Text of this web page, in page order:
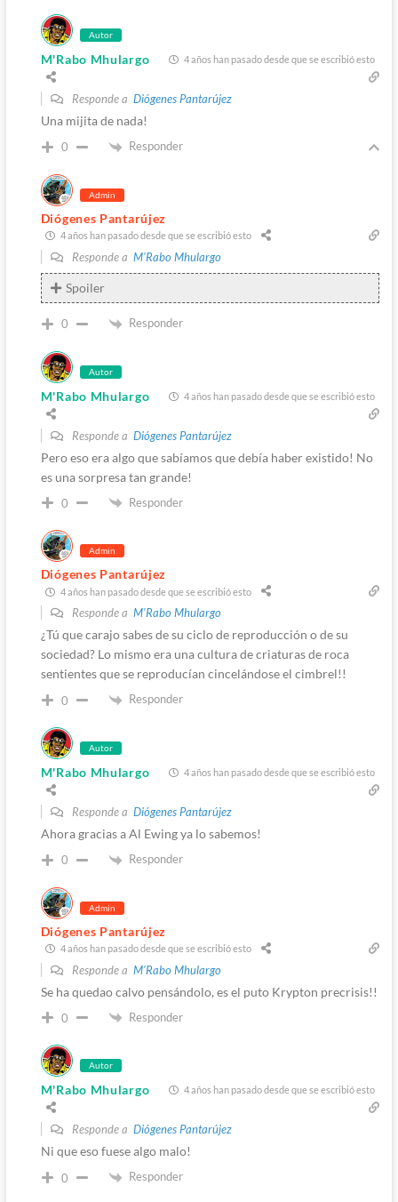
Autor
M'Rabo Mhulargo 4 años han pasado desde que se escribió esto
Responde a Diógenes Pantarújez
Una mijita de nada!
0 Responder
Admin
Diógenes Pantarújez
4 años han pasado desde que se escribió esto
Responde a M'Rabo Mhulargo
Spoiler
0 Responder
Autor
M'Rabo Mhulargo 4 años han pasado desde que se escribió esto
Responde a Diógenes Pantarújez
Pero eso era algo que sabíamos que debía haber existido! No
es una sorpresa tan grande!
0 Responder
Admin
Diógenes Pantarújez
4 años han pasado desde que se escribió esto
Responde a M'Rabo Mhulargo
¿Tú que carajo sabes de su ciclo de reproducción o de su
sociedad? Lo mismo era una cultura de criaturas de roca
sentientes que se reproducían cincelándose el cimbrel!!
0 Responder
Autor
M'Rabo Mhulargo 4 años han pasado desde que se escribió esto
Responde a Diógenes Pantarújez
Ahora gracias a Al Ewing ya lo sabemos!
0 Responder
Admin
Diógenes Pantarújez
4 años han pasado desde que se escribió esto
Responde a M'Rabo Mhulargo
Se ha quedao calvo pensándolo, es el puto Krypton precrisis!!
0 Responder
Autor
M'Rabo Mhulargo 4 años han pasado desde que se escribió esto
Responde a Diógenes Pantarújez
Ni que eso fuese algo malo!
0 Responder